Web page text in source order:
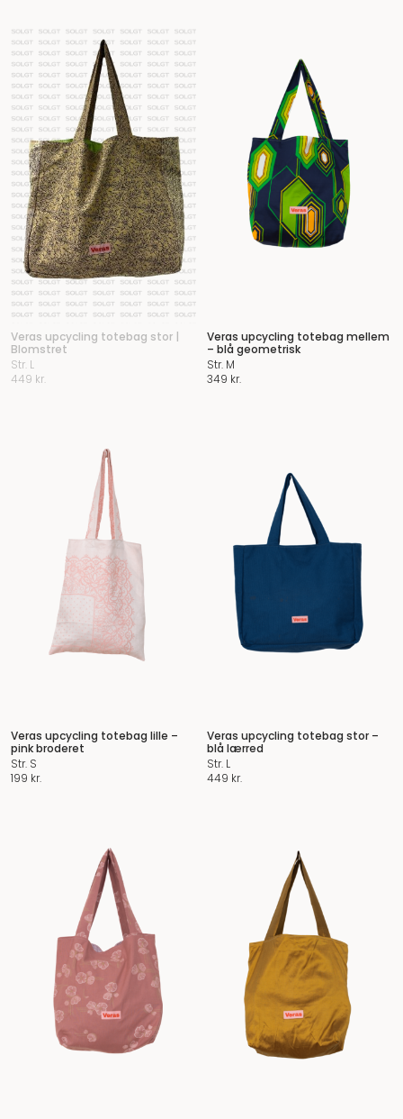
Veras upcycling totebag stor |
Blomstret
Str. L
449 kr.
Veras upcycling totebag mellem
– blå geometrisk
Str. M
349 kr.
Veras upcycling totebag lille –
pink broderet
Str. S
199 kr.
Veras upcycling totebag stor –
blå lærred
Str. L
449 kr.